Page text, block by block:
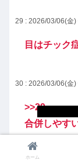
29 : 2026/03/06(金
目はチック
30 : 2026/03/06(金
>>29
合併しやす
ホーム